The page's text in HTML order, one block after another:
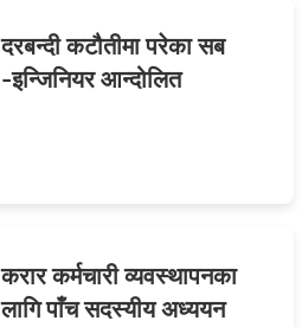
दरबन्दी कटौतीमा परेका सब
-इन्जिनियर आन्दोलित
करार कर्मचारी व्यवस्थापनका
लागि पाँच सदस्यीय अध्ययन